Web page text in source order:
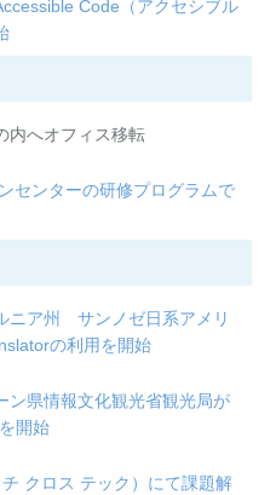
Code（アクセシブル
内へオフィス移転
センターの研修プログラムで
ニア州 サンノゼ日系アメリ
の利用を開始
県情報文化観光省観光局​​が
開始
クロス テック）にて課題解